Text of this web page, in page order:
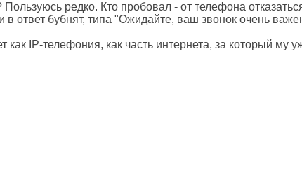
редко. Кто пробовал - от телефона
ответ бубнят, типа "Ожидайте, ваш звонок очень
IP-телефония, как часть интернета, за который му